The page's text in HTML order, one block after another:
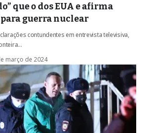
que o dos EUA e afirma
guerra nuclear
contundentes em entrevista televisiva,
março de 2024